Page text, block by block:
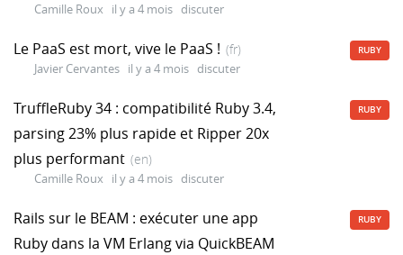
Camille Roux il y a 4 mois discuter
Le PaaS est mort, vive le PaaS ! (fr)
Javier Cervantes il y a 4 mois discuter
RUBY
TruffleRuby 34 : compatibilité Ruby 3.4,
parsing 23% plus rapide et Ripper 20x
plus performant (en)
Camille Roux il y a 4 mois discuter
RUBY
Rails sur le BEAM : exécuter une app
Ruby dans la VM Erlang via QuickBEAM
RUBY